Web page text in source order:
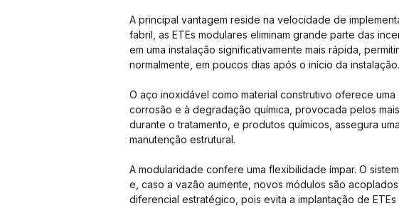
A principal vantagem reside na velocidade de
fabril, as ETEs modulares eliminam grande parte das
em uma instalação significativamente mais rápida,
normalmente, em poucos dias após o início da instalação.
O aço inoxidável como material construtivo oferece
corrosão e à degradação química, provocada pelos
durante o tratamento, e produtos químicos, assegura
manutenção estrutural.
A modularidade confere uma flexibilidade ímpar. O
e, caso a vazão aumente, novos módulos são
diferencial estratégico, pois evita a implantação de